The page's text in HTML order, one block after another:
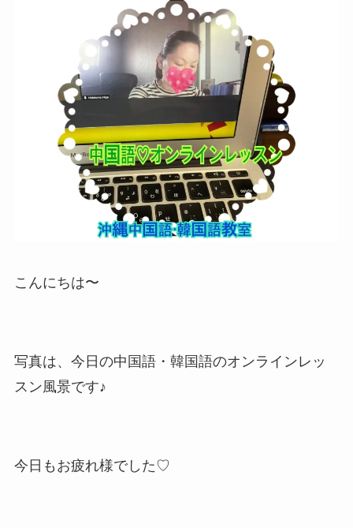
こんにちは〜
写真は、今日の中国語・韓国語のオンラインレッ
スン風景です♪
今日もお疲れ様でした♡